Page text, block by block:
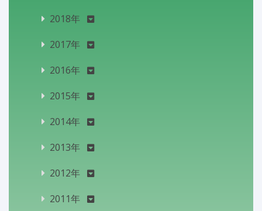
2018年
2017年
2016年
2015年
2014年
2013年
2012年
2011年